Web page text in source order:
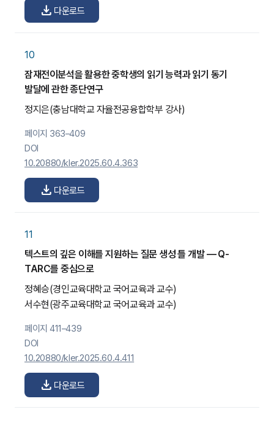
다운로드
download
10
잠재전이분석을 활용한 중학생의 읽기 능력과 읽기 동기
발달에 관한 종단연구
다운로드
download
정지은(충남대학교 자율전공융합학부 강사)
페이지 363–409
DOI
10.20880/kler.2025.60.4.363
11
텍스트의 깊은 이해를 지원하는 질문 생성 틀 개발 — Q-
TARC를 중심으로
다운로드
download
정혜승(경인교육대학교 국어교육과 교수)
서수현(광주교육대학교 국어교육과 교수)
페이지 411–439
DOI
10.20880/kler.2025.60.4.411